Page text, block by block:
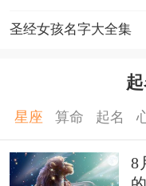
圣经女孩名字大全集
星座 算命 起名
8